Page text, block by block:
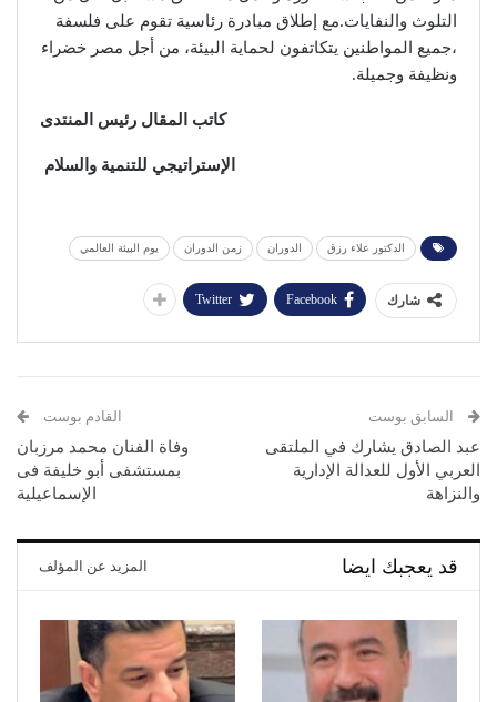
التلوث والنفايات.مع إطلاق مبادرة رئاسية تقوم على فلسفة
،جميع المواطنين يتكاتفون لحماية البيئة، من أجل مصر خضراء
ونظيفة وجميلة.
كاتب المقال رئيس المنتدى
الإستراتيجي للتنمية والسلام
الدكتور علاء رزق الدوران زمن الدوران يوم البيئة العالمي
شارك Facebook
Twitter
السابق بوست
عبد الصادق يشارك في الملتقى
العربي الأول للعدالة الإدارية
والنزاهة
القادم بوست
وفاة الفنان محمد مرزبان
بمستشفى أبو خليفة فى
الإسماعيلية
قد يعجبك ايضا المزيد عن المؤلف